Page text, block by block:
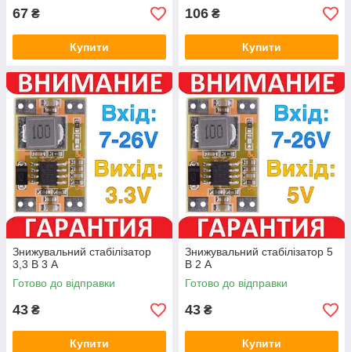
67 ₴
Купити
106 ₴
Купити
Знижувальний стабілізатор
3,3 В 3 А
Готово до відправки
43 ₴
Купити
Знижувальний стабілізатор 5
В 2 А
Готово до відправки
43 ₴
Купити